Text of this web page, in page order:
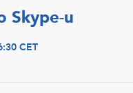
Skype-u
CET